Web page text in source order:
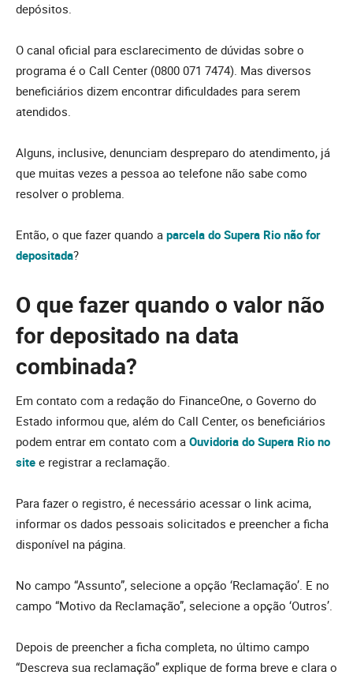
depósitos.
O canal oficial para esclarecimento de dúvidas sobre o
programa é o Call Center (0800 071 7474). Mas diversos
beneficiários dizem encontrar dificuldades para serem
atendidos.
Alguns, inclusive, denunciam despreparo do atendimento, já
que muitas vezes a pessoa ao telefone não sabe como
resolver o problema.
Então, o que fazer quando a parcela do Supera Rio não for
depositada?
O que fazer quando o valor não
for depositado na data
combinada?
Em contato com a redação do FinanceOne, o Governo do
Estado informou que, além do Call Center, os beneficiários
podem entrar em contato com a Ouvidoria do Supera Rio no
site e registrar a reclamação.
Para fazer o registro, é necessário acessar o link acima,
informar os dados pessoais solicitados e preencher a ficha
disponível na página.
No campo “Assunto”, selecione a opção ‘Reclamação’. E no
campo “Motivo da Reclamação”, selecione a opção ‘Outros’.
Depois de preencher a ficha completa, no último campo
“Descreva sua reclamação” explique de forma breve e clara o